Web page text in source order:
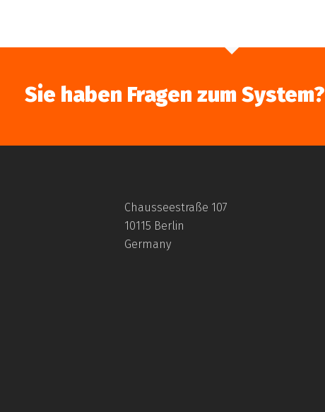
Sie haben Fragen zum System?
Chausseestraße 107
10115 Berlin
Germany